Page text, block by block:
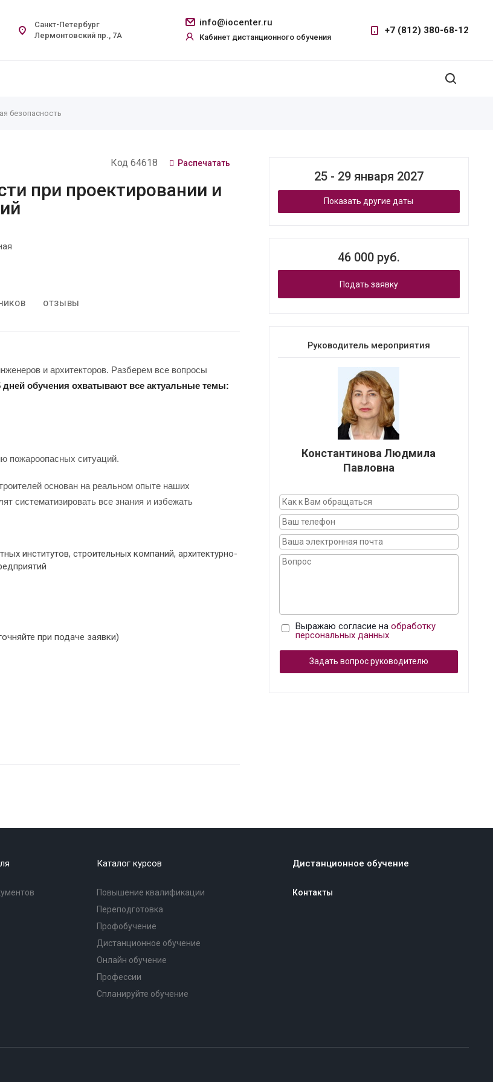
info@iocenter.ru
Кабинет дистанционного обучения
+7 (812) 380-68-12
Санкт-Петербург
Лермонтовский пр., 7А
безопасность
Код 64618 Распечатать
при проектировании и
ОТЗЫВЫ
и архитекторов. Разберем все вопросы
дней обучения охватывают все актуальные темы:
пожароопасных ситуаций.
основан на реальном опыте наших
систематизировать все знания и избежать
институтов, строительных компаний, архитектурно-
при подаче заявки)
25 - 29 января 2027
Показать другие даты
46 000 руб.
Подать заявку
Руководитель мероприятия
Константинова Людмила
Павловна
Выражаю согласие на обработку
персональных данных
Задать вопрос руководителю
Каталог курсов
Повышение квалификации
Переподготовка
Профобучение
Дистанционное обучение
Онлайн обучение
Профессии
Спланируйте обучение
Дистанционное обучение
Контакты